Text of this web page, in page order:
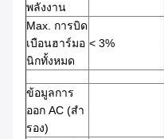
พลังงาน
Max. การบิด
เบือนฮาร์มอ
นิกทั้งหมด
< 3%
ข้อมูลการ
ออก AC (สํา
รอง)